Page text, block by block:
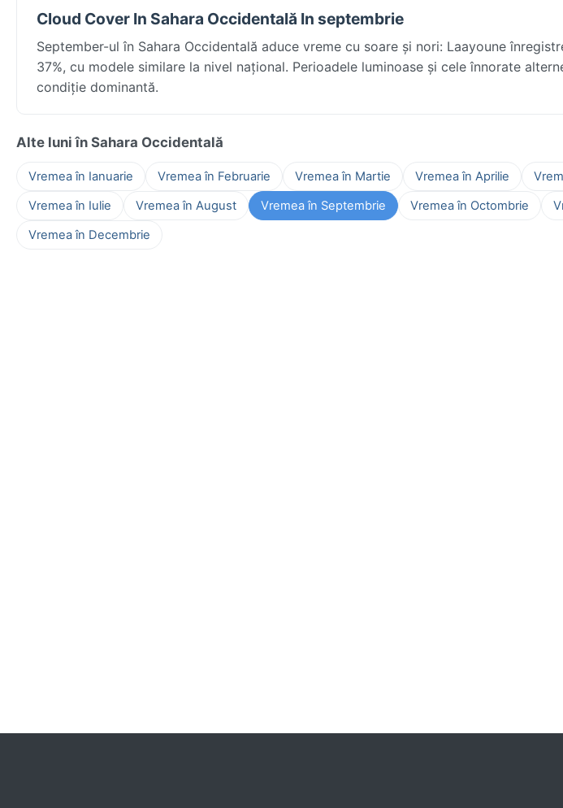
Cloud Cover In Sahara Occidentală In septembrie
September-ul în Sahara Occidentală aduce vreme cu soare și nori: Laayoune
37%, cu modele similare la nivel național. Perioadele luminoase și cele înnorate
condiție dominantă.
Alte luni în Sahara Occidentală
Vremea în Ianuarie Vremea în Februarie Vremea în Martie Vremea în Aprilie
Vremea în Iulie
Vremea în August Vremea în Septembrie Vremea în Octombrie
Vremea în Decembrie